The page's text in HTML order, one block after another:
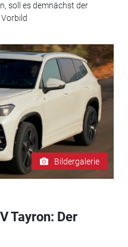
soll es demnächst der
Bildergalerie
Tayron: Der